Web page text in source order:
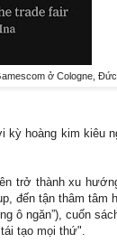
ở Cologne,
hoàng kim kiêu
trở thành xu
đến tận thâm tâm
ô ngăn”), cuốn
tạo mọi thứ".